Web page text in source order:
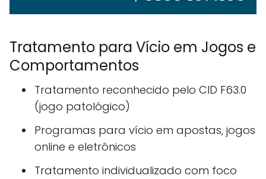
Tratamento para Vício em Jogos e
Comportamentos
Tratamento reconhecido pelo CID F63.0
(jogo patológico)
Programas para vício em apostas, jogos
online e eletrônicos
Tratamento individualizado com foco